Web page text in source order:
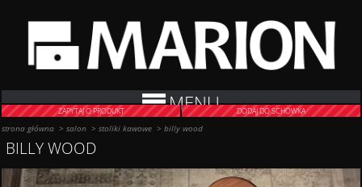
MENU
ZAPYTAJ O PRODUKT DODAJ DO SCHOWKA
strona główna >salon >stoliki kawowe >billy wood
BILLY WOOD